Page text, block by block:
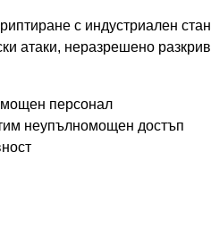
с индустриален
атаки, неразрешено
персонал
неупълномощен достъп